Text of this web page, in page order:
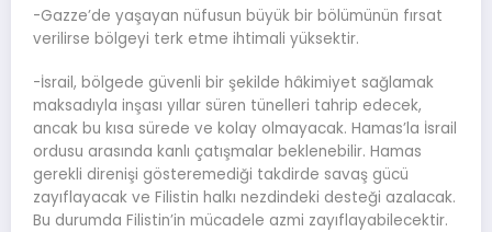
-Gazze’de yaşayan nüfusun büyük bir bölümünün fırsat
verilirse bölgeyi terk etme ihtimali yüksektir.
-İsrail, bölgede güvenli bir şekilde hâkimiyet sağlamak
maksadıyla inşası yıllar süren tünelleri tahrip edecek,
ancak bu kısa sürede ve kolay olmayacak. Hamas’la İsrail
ordusu arasında kanlı çatışmalar beklenebilir. Hamas
gerekli direnişi gösteremediği takdirde savaş gücü
zayıflayacak ve Filistin halkı nezdindeki desteği azalacak.
Bu durumda Filistin’in mücadele azmi zayıflayabilecektir.